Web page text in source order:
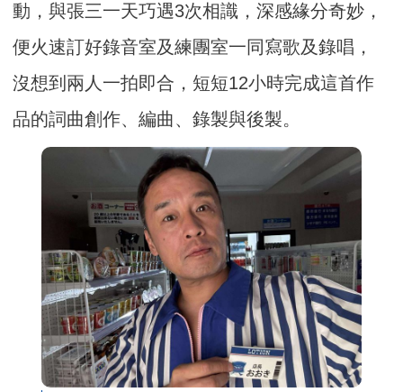
動，與張三一天巧遇3次相識，深感緣分奇妙，
便火速訂好錄音室及練團室一同寫歌及錄唱，
沒想到兩人一拍即合，短短12小時完成這首作
品的詞曲創作、編曲、錄製與後製。